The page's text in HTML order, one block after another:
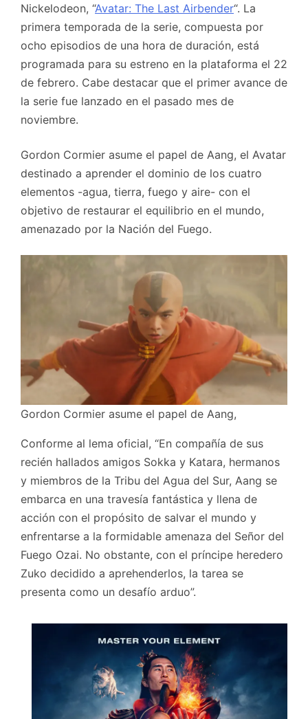
Nickelodeon, “Avatar: The Last Airbender“. La
primera temporada de la serie, compuesta por
ocho episodios de una hora de duración, está
programada para su estreno en la plataforma el 22
de febrero. Cabe destacar que el primer avance de
la serie fue lanzado en el pasado mes de
noviembre.
Gordon Cormier asume el papel de Aang, el Avatar
destinado a aprender el dominio de los cuatro
elementos -agua, tierra, fuego y aire- con el
objetivo de restaurar el equilibrio en el mundo,
amenazado por la Nación del Fuego.
Gordon Cormier asume el papel de Aang,
Conforme al lema oficial, “En compañía de sus
recién hallados amigos Sokka y Katara, hermanos
y miembros de la Tribu del Agua del Sur, Aang se
embarca en una travesía fantástica y llena de
acción con el propósito de salvar el mundo y
enfrentarse a la formidable amenaza del Señor del
Fuego Ozai. No obstante, con el príncipe heredero
Zuko decidido a aprehenderlos, la tarea se
presenta como un desafío arduo”.